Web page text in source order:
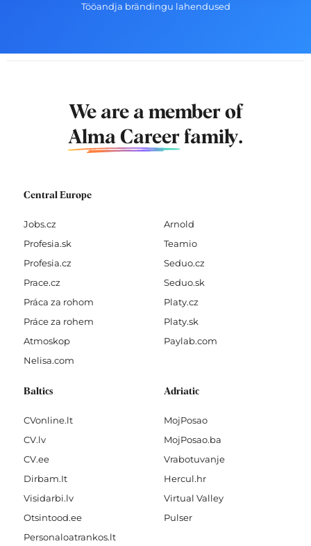
Tööandja brändingu lahendused
We are a member of
Alma Career family.
Central Europe
Jobs.cz
Profesia.sk
Profesia.cz
Prace.cz
Práca za rohom
Práce za rohem
Atmoskop
Nelisa.com
Arnold
Teamio
Seduo.cz
Seduo.sk
Platy.cz
Platy.sk
Paylab.com
Baltics
CVonline.lt
CV.lv
CV.ee
Dirbam.It
Visidarbi.lv
Otsintood.ee
Personaloatrankos.lt
Adriatic
MojPosao
MojPosao.ba
Vrabotuvanje
Hercul.hr
Virtual Valley
Pulser